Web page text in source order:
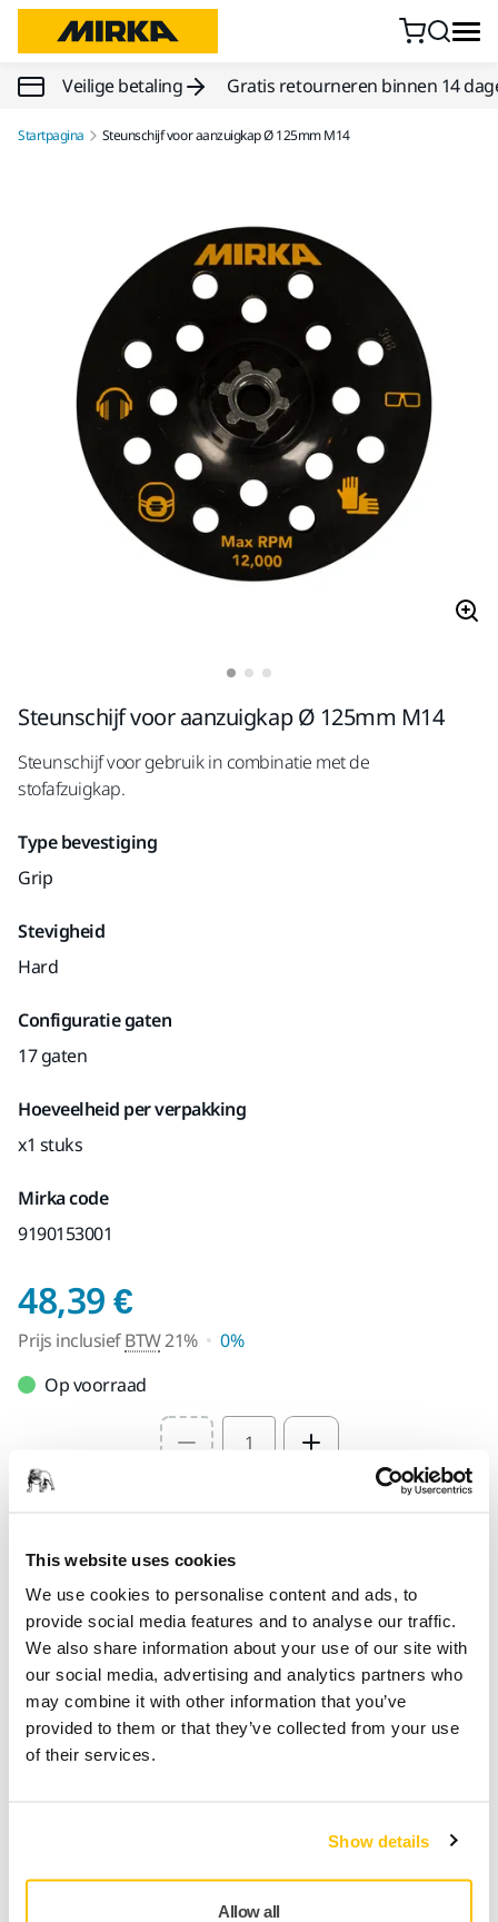
This website uses cookies
We use cookies to personalise content and ads, to
provide social media features and to analyse our traffic.
We also share information about your use of our site with
our social media, advertising and analytics partners who
may combine it with other information that you’ve
provided to them or that they’ve collected from your use
of their services.
Show details
Allow all
Doorgaan naar inhoud
Veilige betaling Gratis retourneren binnen 14
Startpagina Steunschijf voor aanzuigkap Ø 125mm M14
Steunschijf voor aanzuigkap Ø 125mm M14
Steunschijf voor gebruik in combinatie met de
stofafzuigkap.
Type bevestiging
Grip
Stevigheid
Hard
Configuratie gaten
17 gaten
Hoeveelheid per verpakking
x1 stuks
Mirka code
9190153001
48,39 €Prijs inclusief BTW
Prijs inclusiefBTW21%
0%
Op voorraad
Select quantity value
Levering in België
Geen verzendkosten bij bestellingen vanaf €50,- incl.
btw
Veilige betaling
Track & Trace